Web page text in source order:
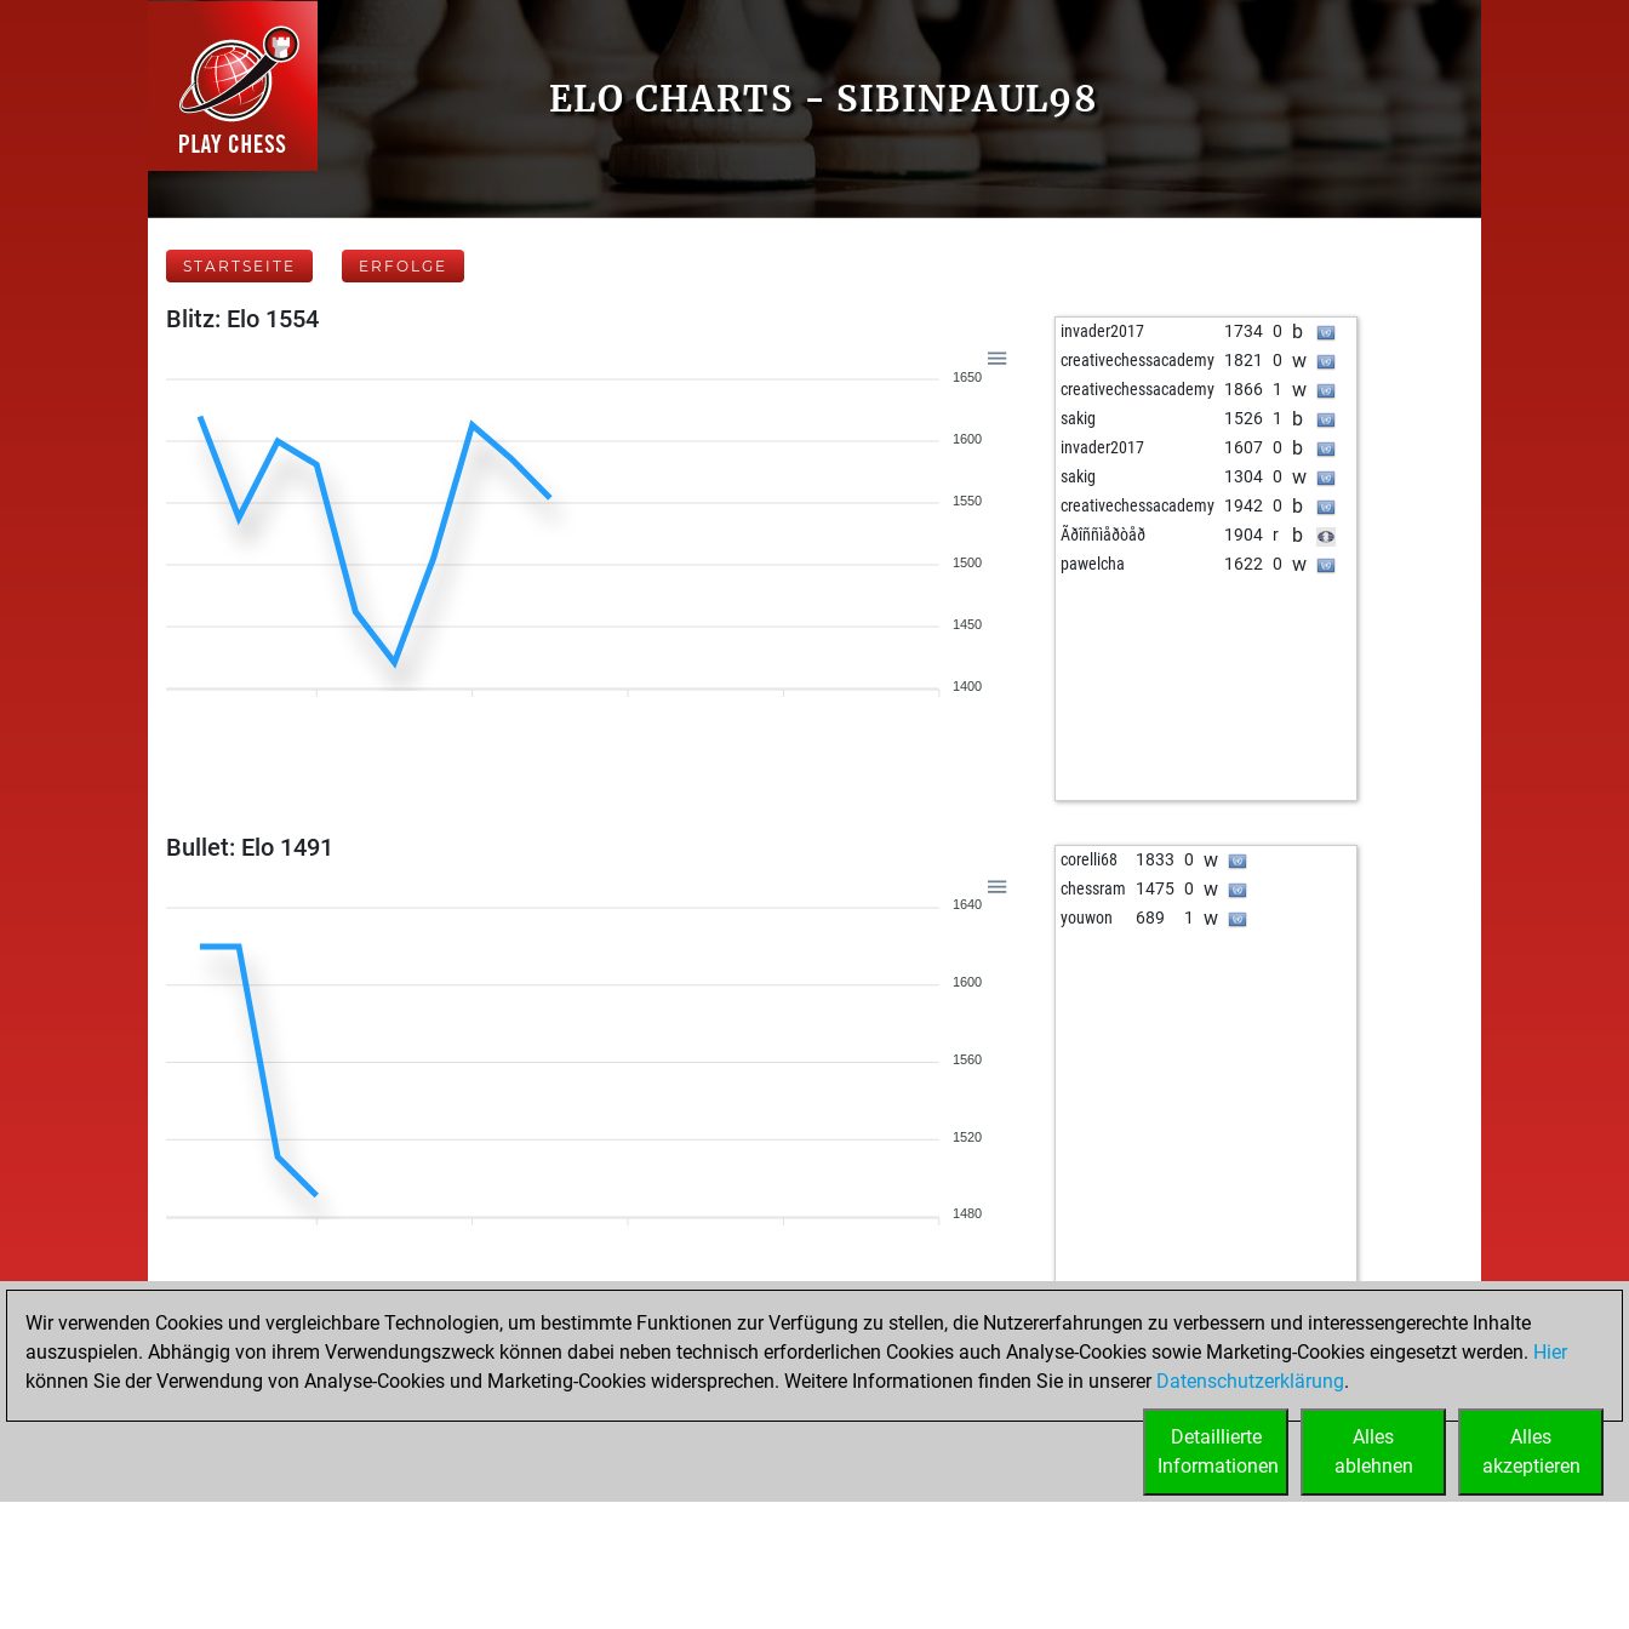
ELO CHARTS - SIBINPAUL98
STARTSEITE ERFOLGE
Blitz: Elo 1554
1650
1600
1550
1500
1450
1400
invader2017 1734 0 b
creativechessacademy 1821 0 w
creativechessacademy 1866 1 w
sakig 1526 1 b
invader2017 1607 0 b
sakig 1304 0 w
creativechessacademy 1942 0 b
Ãðîññìåðòåð 1904 r b
pawelcha 1622 0 w
Bullet: Elo 1491
1640
1600
1560
1520
1480
corelli68 1833 0 w
chessram 1475 0 w
youwon 689 1 w
STARTSEITE
Wir verwenden Cookies und vergleichbare Technologien, um bestimmte Funktionen zur Verfügung zu stellen, die Nutzererfahrungen zu verbessern und interessengerechte Inhalte
auszuspielen. Abhängig von ihrem Verwendungszweck können dabei neben technisch erforderlichen Cookies auch Analyse-Cookies sowie Marketing-Cookies eingesetzt werden. Hier
können Sie der Verwendung von Analyse-Cookies und Marketing-Cookies widersprechen. Weitere Informationen finden Sie in unserer Datenschutzerklärung.
Alles
akzeptieren
Alles
ablehnen
Detaillierte
Informationen